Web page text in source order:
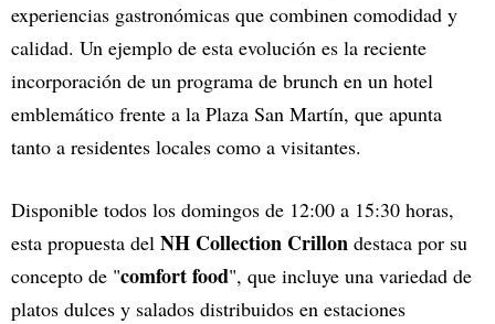
experiencias gastronómicas que combinen comodidad y
calidad. Un ejemplo de esta evolución es la reciente
incorporación de un programa de brunch en un hotel
emblemático frente a la Plaza San Martín, que apunta
tanto a residentes locales como a visitantes.
Disponible todos los domingos de 12:00 a 15:30 horas,
esta propuesta del NH Collection Crillon destaca por su
concepto de "comfort food", que incluye una variedad de
platos dulces y salados distribuidos en estaciones